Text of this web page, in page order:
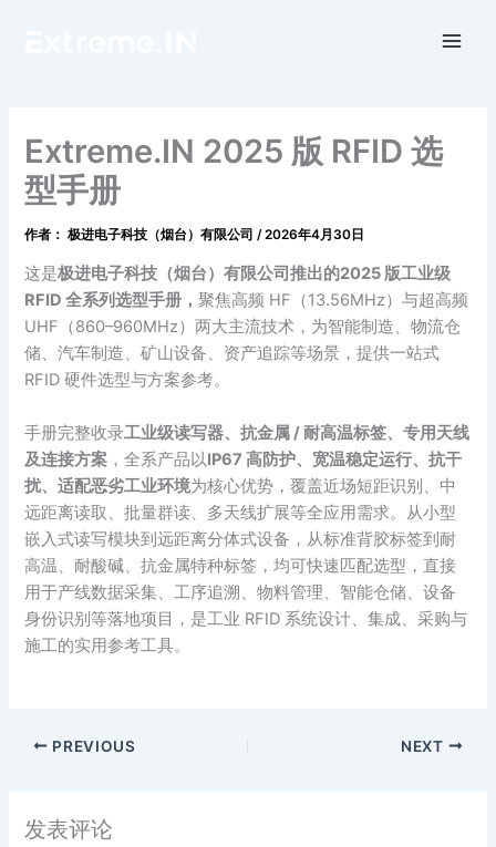
Extreme.IN 2025 版 RFID 选
型手册
作者： 极进电子科技（烟台）有限公司 /2026年4月30日
这是极进电子科技（烟台）有限公司推出的2025 版工业级
RFID 全系列选型手册，聚焦高频 HF（13.56MHz）与超高频
UHF（860–960MHz）两大主流技术，为智能制造、物流仓
储、汽车制造、矿山设备、资产追踪等场景，提供一站式
RFID 硬件选型与方案参考。
手册完整收录工业级读写器、抗金属 / 耐高温标签、专用天线
及连接方案 ，全系产品以IP67 高防护、宽温稳定运行、抗干
扰、适配恶劣工业环境为核心优势，覆盖近场短距识别、中
远距离读取、批量群读、多天线扩展等全应用需求。从小型
嵌入式读写模块到远距离分体式设备，从标准背胶标签到耐
高温、耐酸碱、抗金属特种标签，均可快速匹配选型，直接
用于产线数据采集、工序追溯、物料管理、智能仓储、设备
身份识别等落地项目，是工业 RFID 系统设计、集成、采购与
施工的实用参考工具。
PREVIOUS NEXT
发表评论